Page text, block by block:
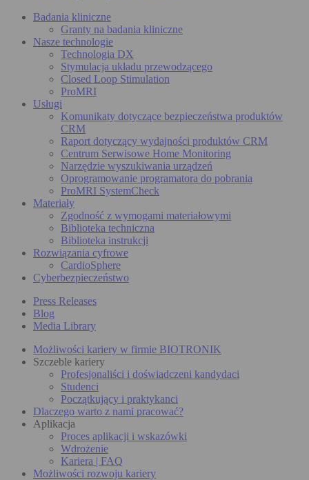
Badania kliniczne
Granty na badania kliniczne
Nasze technologie
Technologia DX
Stymulacja układu przewodzącego
Closed Loop Stimulation
ProMRI
Usługi
Komunikaty dotyczące bezpieczeństwa produktów
CRM
Raport dotyczący wydajności produktów CRM
Centrum Serwisowe Home Monitoring
Narzędzie wyszukiwania urządzeń
Oprogramowanie programatora do pobrania
ProMRI SystemCheck
Materiały
Zgodność z wymogami materiałowymi
Biblioteka techniczna
Biblioteka instrukcji
Rozwiązania cyfrowe
CardioSphere
Cyberbezpieczeństwo
Press Releases
Blog
Media Library
Możliwości kariery w firmie BIOTRONIK
Szczeble kariery
Profesjonaliści i doświadczeni kandydaci
Studenci
Początkujący i praktykanci
Dlaczego warto z nami pracować?
Aplikacja
Proces aplikacji i wskazówki
Wdrożenie
Kariera | FAQ
Możliwości rozwoju kariery